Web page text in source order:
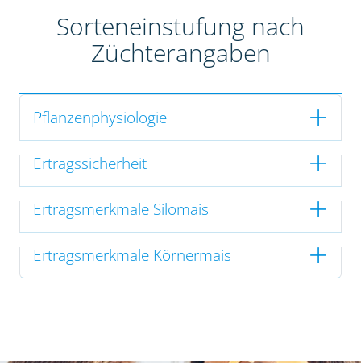
Sorteneinstufung nach
Züchterangaben
Pflanzenphysiologie
Ertragssicherheit
Ertragsmerkmale Silomais
Ertragsmerkmale Körnermais